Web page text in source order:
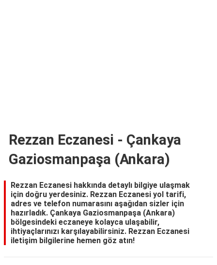
Rezzan Eczanesi - Çankaya
Gaziosmanpaşa (Ankara)
Rezzan Eczanesi hakkında detaylı bilgiye ulaşmak
için doğru yerdesiniz. Rezzan Eczanesi yol tarifi,
adres ve telefon numarasını aşağıdan sizler için
hazırladık. Çankaya Gaziosmanpaşa (Ankara)
bölgesindeki eczaneye kolayca ulaşabilir,
ihtiyaçlarınızı karşılayabilirsiniz. Rezzan Eczanesi
iletişim bilgilerine hemen göz atın!